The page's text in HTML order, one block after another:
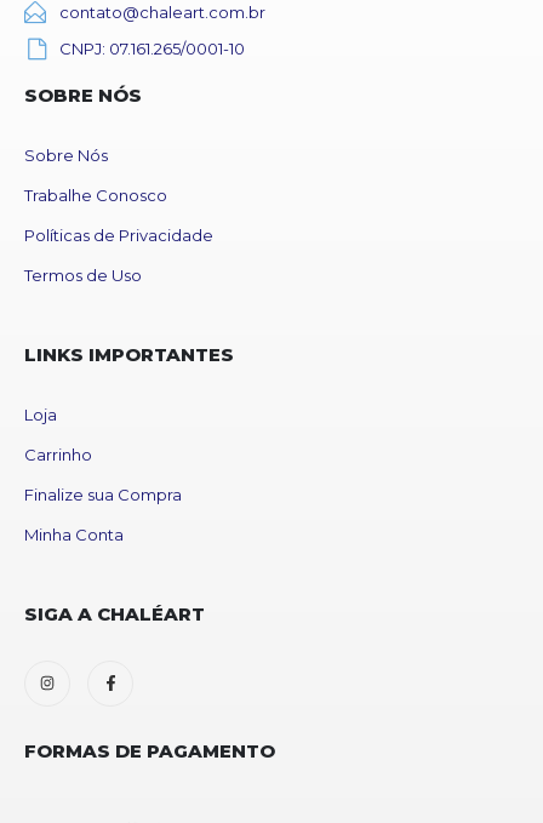
contato@chaleart.com.br
CNPJ: 07.161.265/0001-10
SOBRE NÓS
Sobre Nós
Trabalhe Conosco
Políticas de Privacidade
Termos de Uso
LINKS IMPORTANTES
Loja
Carrinho
Finalize sua Compra
Minha Conta
SIGA A CHALÉART
FORMAS DE PAGAMENTO